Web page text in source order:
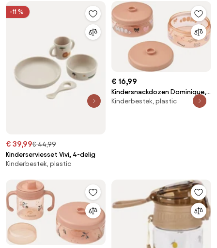
-11 %
€ 39,99€ 44,99
Kinderserviesset Vivi, 4-delig
Kinderbestek, plastic
€ 16,99
Kindersnackdozen Dominique,
2-delig
Kinderbestek, plastic